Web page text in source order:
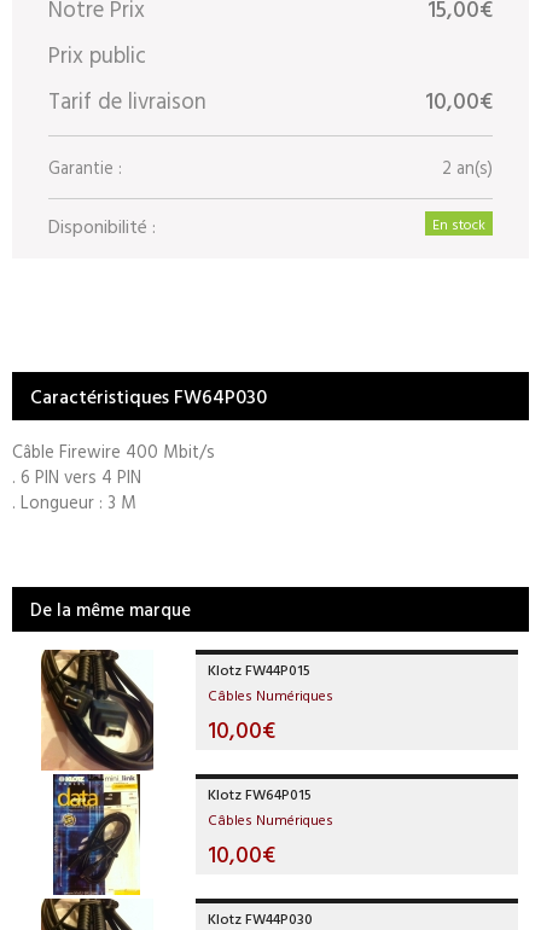
Notre Prix
15,00€
Prix public
Tarif de livraison
10,00€
Garantie : 2 an(s)
Disponibilité : En stock
Caractéristiques FW64P030
Câble Firewire 400 Mbit/s
. 6 PIN vers 4 PIN
. Longueur : 3 M
De la même marque
Klotz FW44P015
Câbles Numériques
10,00€
Klotz FW64P015
Câbles Numériques
10,00€
Klotz FW44P030